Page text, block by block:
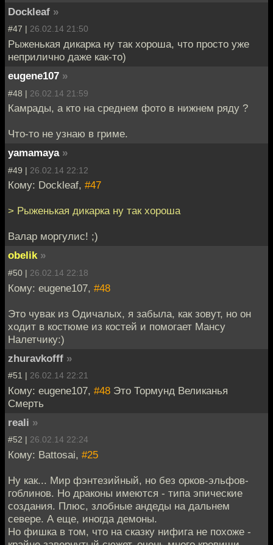
Dockleaf »
#47 | 26.02.14 21:50
Рыженькая дикарка ну так хороша, что просто уже
неприлично даже как-то)
eugene107 »
#48 | 26.02.14 21:59
Камрады, а кто на среднем фото в нижнем ряду ?
Что-то не узнаю в гриме.
yamamaya »
#49 | 26.02.14 22:12
Кому: Dockleaf, #47
> Рыженькая дикарка ну так хороша
Валар моргулис! ;)
obelik »
#50 | 26.02.14 22:18
Кому: eugene107, #48
Это чувак из Одичалых, я забыла, как зовут, но он
ходит в костюме из костей и помогает Мансу
Налетчику:)
zhuravkofff »
#51 | 26.02.14 22:21
Кому: eugene107, #48 Это Тормунд Великанья
Смерть
reali »
#52 | 26.02.14 22:24
Кому: Battosai, #25
Ну как... Мир фэнтезийный, но без орков-эльфов-
гоблинов. Но драконы имеются - типа эпические
создания. Плюс, злобные андеды на дальнем
севере. А еще, иногда демоны.
Но фишка в том, что на сказку нифига не похоже -